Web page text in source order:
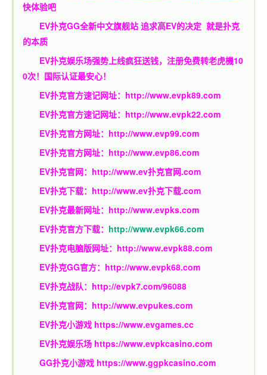
快体验吧
EV扑克GG全新中文旗舰站 追求高EV的决定 就是扑克
的本质
EV扑克娱乐场强势上线疯狂送钱，注册免费转老虎機10
0次！国际认证最安心！
EV扑克官方速记网址： http://www.evpk89.com
EV扑克官方速记网址： http://www.evpk22.com
EV扑克官方网址： http://www.evp99.com
EV扑克官方网址： http://www.evp86.com
EV扑克官网： http://www.ev扑克官网.com
EV扑克下载： http://www.ev扑克下载.com
EV扑克最新网址： http://www.evpks.com
EV扑克官方下载： http://www.evpk66.com
EV扑克电脑版网址： http://www.evpk88.com
EV扑克GG官方： http://www.evpk68.com
EV扑克战队： http://evpk7.com/96088
EV扑克官网： http://www.evpukes.com
EV扑克小游戏 https://www.evgames.cc
EV扑克娱乐场 https://www.evpkcasino.com
GG扑克小游戏 https://www.ggpkcasino.com